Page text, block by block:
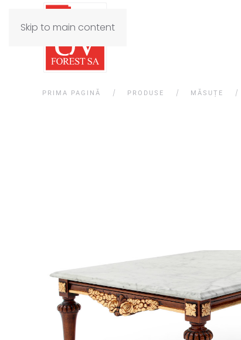
Skip to main content
PRIMA PAGINĂ PRODUSE MĂSUȚE